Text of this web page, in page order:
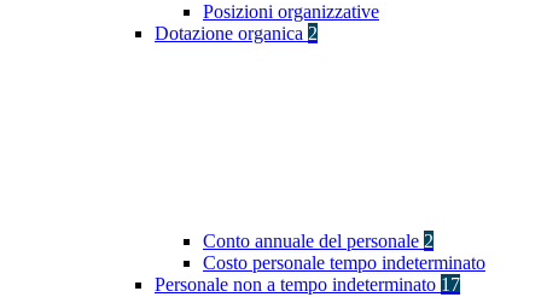
Posizioni organizzative
Dotazione organica 2
Conto annuale del personale 2
Costo personale tempo indeterminato
Personale non a tempo indeterminato 17